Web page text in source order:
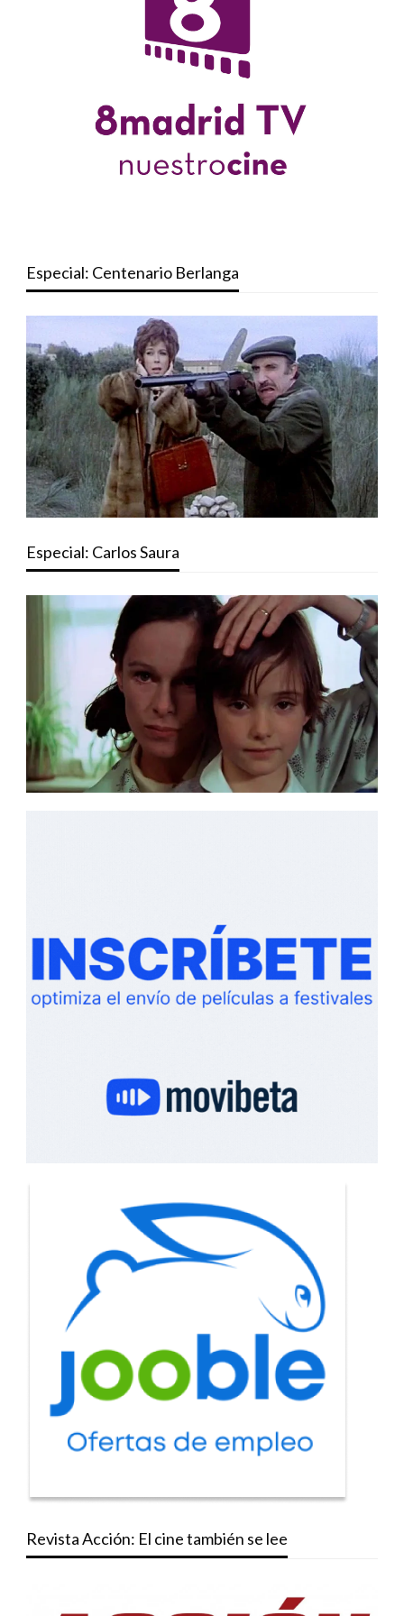
Especial: Centenario Berlanga
Especial: Carlos Saura
Revista Acción: El cine también se lee